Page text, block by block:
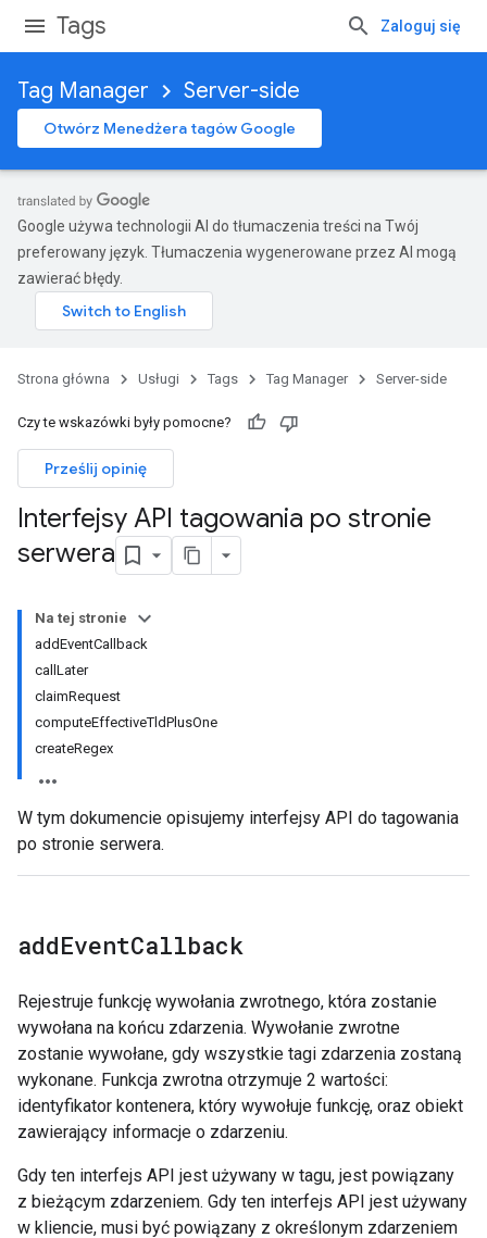
Tags Zaloguj się
Tag Manager Server-side
Otwórz Menedżera tagów Google
Google używa technologii AI do tłumaczenia treści na Twój
preferowany język. Tłumaczenia wygenerowane przez AI mogą
zawierać błędy.
Strona główna Usługi Tags Tag Manager Server-side
Czy te wskazówki były pomocne?
Prześlij opinię
Interfejsy API tagowania po stronie
serwera
Na tej stronie
addEventCallback
callLater
claimRequest
computeEffectiveTldPlusOne
createRegex
W tym dokumencie opisujemy interfejsy API do tagowania
po stronie serwera.
addEventCallback
Rejestruje funkcję wywołania zwrotnego, która zostanie
wywołana na końcu zdarzenia. Wywołanie zwrotne
zostanie wywołane, gdy wszystkie tagi zdarzenia zostaną
wykonane. Funkcja zwrotna otrzymuje 2 wartości:
identyfikator kontenera, który wywołuje funkcję, oraz obiekt
zawierający informacje o zdarzeniu.
Gdy ten interfejs API jest używany w tagu, jest powiązany
z bieżącym zdarzeniem. Gdy ten interfejs API jest używany
w kliencie, musi być powiązany z określonym zdarzeniem